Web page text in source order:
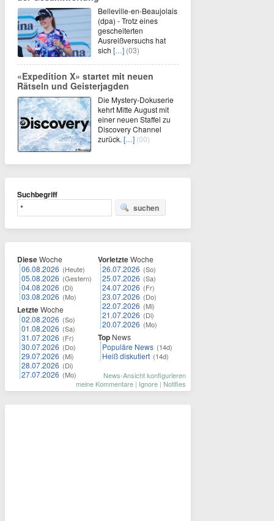
Belleville-en-Beaujolais
(dpa) - Trotz eines
gescheiterten
Ausreißversuchs hat
sich […] (03)
«Expedition X» startet mit neuen
Rätseln und Geisterjagden
Die Mystery-Dokuserie
kehrt Mitte August mit
einer neuen Staffel zu
Discovery Channel
zurück. […] (00)
Suchbegriff
suchen
DieseWoche
06.08.2026 (Heute)
05.08.2026 (Gestern)
04.08.2026 (Di)
03.08.2026 (Mo)
LetzteWoche
02.08.2026 (So)
01.08.2026 (Sa)
31.07.2026 (Fr)
30.07.2026 (Do)
29.07.2026 (Mi)
28.07.2026 (Di)
27.07.2026 (Mo)
VorletzteWoche
26.07.2026 (So)
25.07.2026 (Sa)
24.07.2026 (Fr)
23.07.2026 (Do)
22.07.2026 (Mi)
21.07.2026 (Di)
20.07.2026 (Mo)
Top News
Populäre News (14d)
Heiß diskutiert (14d)
News-Ansicht konfigurieren
meine Kommentare | Ignore | Notifies